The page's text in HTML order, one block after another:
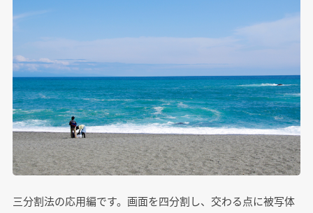
三分割法の応用編です。画面を四分割し、交わる点に被写体